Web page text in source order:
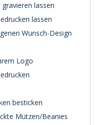
lassen
lassen
Wunsch-Design
Logo
besticken
Mützen/Beanies